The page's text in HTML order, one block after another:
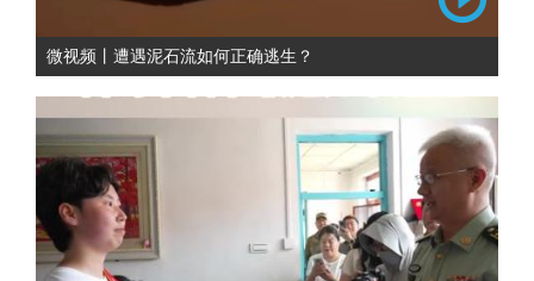
微视频丨遭遇泥石流如何正确逃生？